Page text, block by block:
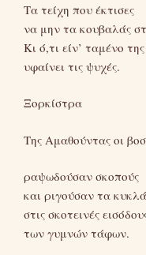
Τα τείχη που έκτισες
να μην τα κουβαλάς
Κι ό,τι είν’ ταμένο
υφαίνει τις ψυχές.
Ξορκίστρα
Της Αμαθούντας οι
ραψωδούσαν σκοπούς
και ριγούσαν τα
στις σκοτεινές
των γυμνών τάφων.